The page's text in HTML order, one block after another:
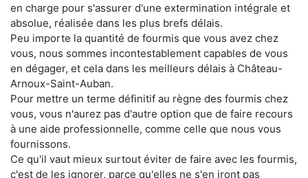
en charge pour s'assurer d'une extermination intégrale et
absolue, réalisée dans les plus brefs délais.
Peu importe la quantité de fourmis que vous avez chez
vous, nous sommes incontestablement capables de vous
en dégager, et cela dans les meilleurs délais à Château-
Arnoux-Saint-Auban.
Pour mettre un terme définitif au règne des fourmis chez
vous, vous n'aurez pas d'autre option que de faire recours
à une aide professionnelle, comme celle que nous vous
fournissons.
Ce qu'il vaut mieux surtout éviter de faire avec les fourmis,
c'est de les ignorer, parce qu'elles ne s'en iront pas